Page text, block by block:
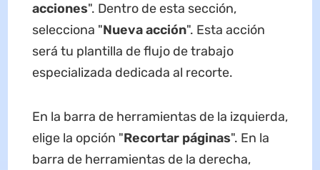
acciones". Dentro de esta sección,
selecciona "Nueva acción". Esta acción
será tu plantilla de flujo de trabajo
especializada dedicada al recorte.
En la barra de herramientas de la izquierda,
elige la opción "Recortarpáginas". En la
barra de herramientas de la derecha,